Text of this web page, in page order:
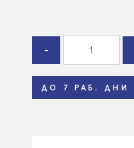
-
ДО 7 РАБ. ДНИ